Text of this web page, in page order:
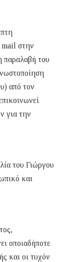
mail στην
παραλαβή του
από τον
για την
του Γιώργου
και
οποιαδήποτε
και οι τυχόν